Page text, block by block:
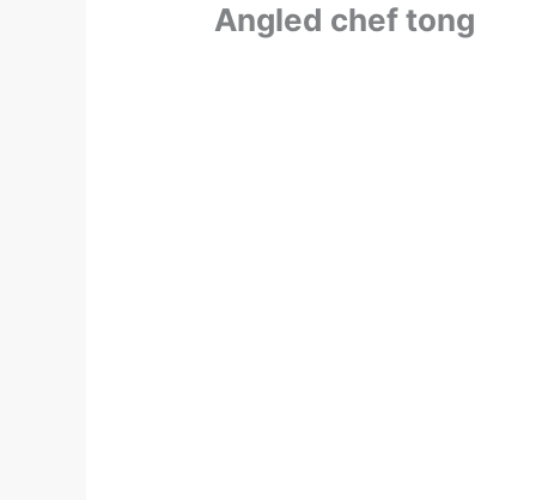
Angled chef tong